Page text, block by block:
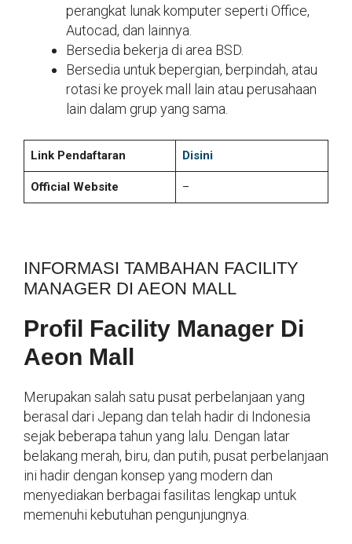
perangkat lunak komputer seperti Office,
Autocad, dan lainnya.
Bersedia bekerja di area BSD.
Bersedia untuk bepergian, berpindah, atau
rotasi ke proyek mall lain atau perusahaan
lain dalam grup yang sama.
Link Pendaftaran Disini
Official Website –
INFORMASI TAMBAHAN FACILITY
MANAGER DI AEON MALL
Profil Facility Manager Di
Aeon Mall
Merupakan salah satu pusat perbelanjaan yang
berasal dari Jepang dan telah hadir di Indonesia
sejak beberapa tahun yang lalu. Dengan latar
belakang merah, biru, dan putih, pusat perbelanjaan
ini hadir dengan konsep yang modern dan
menyediakan berbagai fasilitas lengkap untuk
memenuhi kebutuhan pengunjungnya.